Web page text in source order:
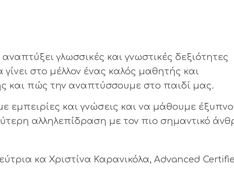
γλωσσικές και γνωστικές δεξιότητες
στο μέλλον ένας καλός μαθητής και
και πώς την αναπτύσσουμε στο παιδί μας.
εμπειρίες και γνώσεις και να μάθουμε
αλληλεπίδραση με τον πιο σημαντικό
κα Χριστίνα Καρανικόλα, Advanced